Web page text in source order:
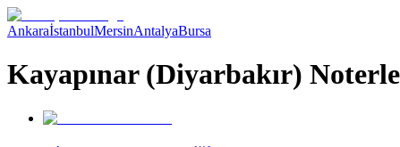
AnkaraİstanbulMersinAntalyaBursa
Kayapınar (Diyarbakır)